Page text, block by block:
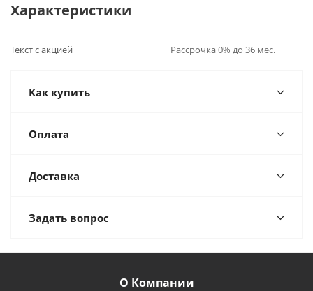
Характеристики
Текст с акцией Рассрочка 0% до 36 мес.
Как купить
Оплата
Доставка
Задать вопрос
О Компании